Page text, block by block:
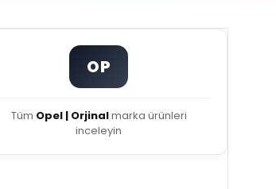
OP
Tüm Opel | Orjinalmarka ürünleri
inceleyin